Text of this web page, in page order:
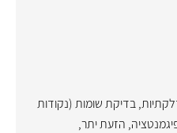
,בדיקת שומות (נקודות
, הזעת יתר,